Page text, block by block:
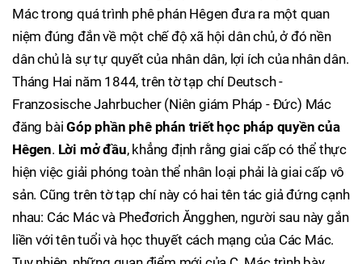
Mác trong quá trình phê phán Hêgen đưa ra một quan
niệm đúng đắn về một chế độ xã hội dân chủ, ở đó nền
dân chủ là sự tự quyết của nhân dân, lợi ích của nhân dân.
Tháng Hai năm 1844, trên tờ tạp chí Deutsch -
Franzosische Jahrbucher (Niên giám Pháp - Đức) Mác
đăng bàiGóp phần phê phán triết học pháp quyền của
Hêgen. Lời mở đầu, khẳng định rằng giai cấp có thể thực
hiện việc giải phóng toàn thể nhân loại phải là giai cấp vô
sản. Cũng trên tờ tạp chí này có hai tên tác giả đứng cạnh
nhau: Các Mác và Pheđơrich Ăngghen, người sau này gắn
liền với tên tuổi và học thuyết cách mạng của Các Mác.